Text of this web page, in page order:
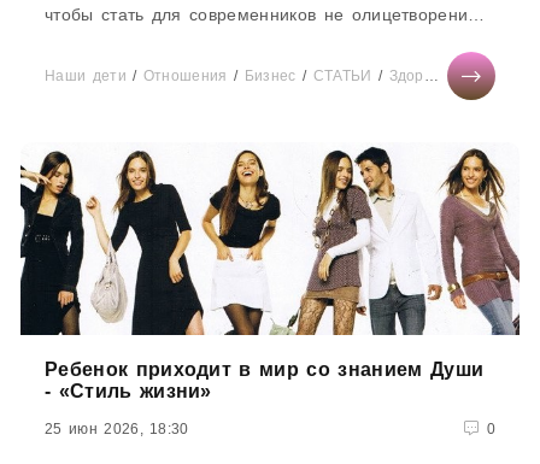
чтобы стать для современников не олицетворением
простодушия и доброты. 29 мая 1874 года родился
Наши дети / Отношения / Бизнес / СТАТЬИ / Здоровье /Шоппинг
Ребенок приходит в мир со знанием Души
- «Стиль жизни»
25 июн 2026, 18:30 0